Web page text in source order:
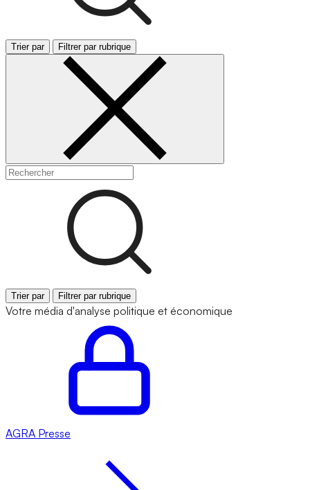
Trier par Filtrer par rubrique
Trier par Filtrer par rubrique
Votre média d'analyse politique et économique
AGRA Presse